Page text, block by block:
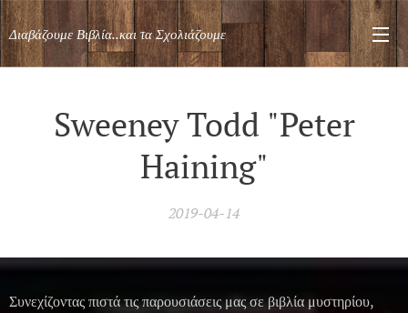
Διαβάζουμε Βιβλία..και τα Σχολιάζουμε
Sweeney Todd "Peter
Haining"
2019-04-14
Συνεχίζοντας πιστά τις παρουσιάσεις μας σε βιβλία μυστηρίου,